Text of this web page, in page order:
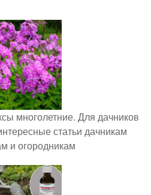
многолетние. Для дачников
статьи дачникам
и огородникам